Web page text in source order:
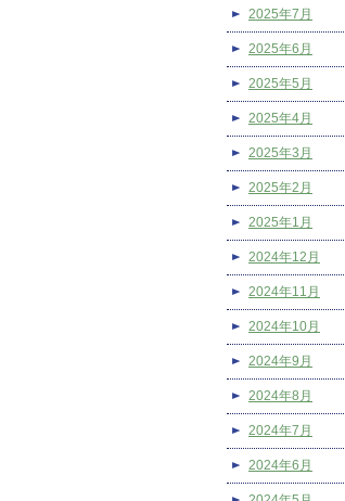
2025年7月
2025年6月
2025年5月
2025年4月
2025年3月
2025年2月
2025年1月
2024年12月
2024年11月
2024年10月
2024年9月
2024年8月
2024年7月
2024年6月